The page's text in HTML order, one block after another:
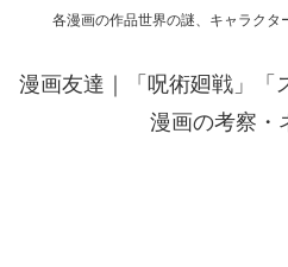
各漫画の作品世界の謎、キャラクタ
漫画友達｜「呪術廻戦」「
漫画の考察・